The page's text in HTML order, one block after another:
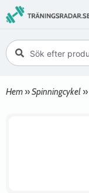
Hem »Spinningcykel »